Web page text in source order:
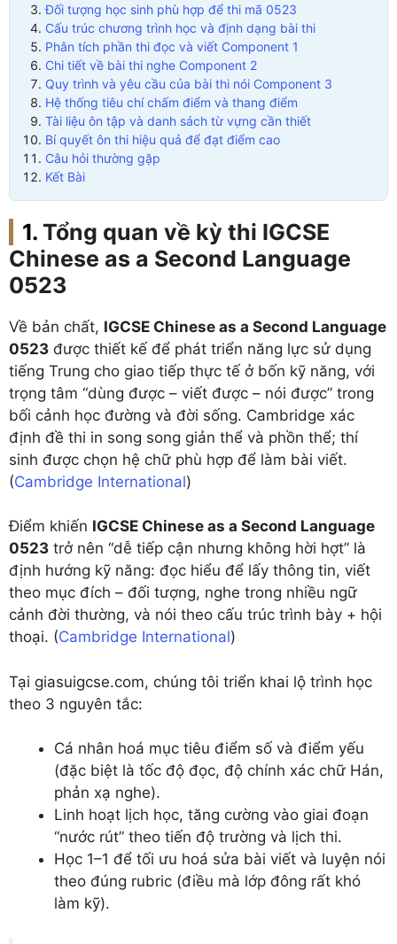
Đối tượng học sinh phù hợp để thi mã 0523
Cấu trúc chương trình học và định dạng bài thi
Phân tích phần thi đọc và viết Component 1
Chi tiết về bài thi nghe Component 2
Quy trình và yêu cầu của bài thi nói Component 3
Hệ thống tiêu chí chấm điểm và thang điểm
Tài liệu ôn tập và danh sách từ vựng cần thiết
Bí quyết ôn thi hiệu quả để đạt điểm cao
Câu hỏi thường gặp
Kết Bài
Tổng quan về kỳ thi IGCSE
Chinese as a Second Language
0523
Về bản chất, IGCSE Chinese as a Second Language
0523 được thiết kế để phát triển năng lực sử dụng
tiếng Trung cho giao tiếp thực tế ở bốn kỹ năng, với
trọng tâm “dùng được – viết được – nói được” trong
bối cảnh học đường và đời sống. Cambridge xác
định đề thi in song song giản thể và phồn thể; thí
sinh được chọn hệ chữ phù hợp để làm bài viết.
(Cambridge International)
Điểm khiến IGCSE Chinese as a Second Language
0523 trở nên “dễ tiếp cận nhưng không hời hợt” là
định hướng kỹ năng: đọc hiểu để lấy thông tin, viết
theo mục đích – đối tượng, nghe trong nhiều ngữ
cảnh đời thường, và nói theo cấu trúc trình bày + hội
thoại. (Cambridge International)
Tại giasuigcse.com, chúng tôi triển khai lộ trình học
theo 3 nguyên tắc:
Cá nhân hoá mục tiêu điểm số và điểm yếu
(đặc biệt là tốc độ đọc, độ chính xác chữ Hán,
phản xạ nghe).
Linh hoạt lịch học, tăng cường vào giai đoạn
“nước rút” theo tiến độ trường và lịch thi.
Học 1–1 để tối ưu hoá sửa bài viết và luyện nói
theo đúng rubric (điều mà lớp đông rất khó
làm kỹ).